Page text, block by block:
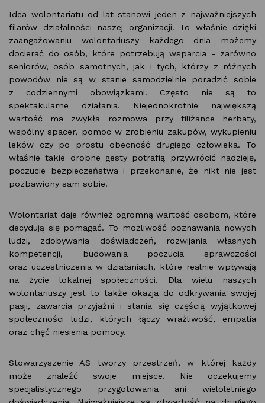
Idea wolontariatu od lat stanowi jeden z najważniejszych
filarów działalności naszej organizacji. To właśnie dzięki
zaangażowaniu wolontariuszy każdego dnia możemy
docierać do osób, które potrzebują wsparcia - zarówno
seniorów, osób samotnych, jak i tych, którzy z różnych
powodów nie są w stanie samodzielnie poradzić sobie
z codziennymi obowiązkami. Często nie są to
spektakularne działania. Niejednokrotnie największą
wartość ma zwykła rozmowa przy filiżance herbaty,
wspólny spacer, pomoc w zrobieniu zakupów, wykupieniu
leków czy po prostu obecność drugiego człowieka. To
właśnie takie drobne gesty potrafią przywrócić nadzieję,
poczucie bezpieczeństwa i przekonanie, że nikt nie jest
pozbawiony sam sobie.
Wolontariat daje również ogromną wartość osobom, które
decydują się pomagać. To możliwość poznawania nowych
ludzi, zdobywania doświadczeń, rozwijania własnych
kompetencji, budowania poczucia sprawczości
oraz uczestniczenia w działaniach, które realnie wpływają
na życie lokalnej społeczności. Dla wielu naszych
wolontariuszy jest to także okazja do odkrywania swojej
pasji, zawarcia przyjaźni i stania się częścią wyjątkowej
społeczności ludzi, których łączy wrażliwość, empatia
oraz chęć niesienia pomocy.
Stowarzyszenie AS tworzy przestrzeń, w której każdy
może znaleźć swoje miejsce. Nie oczekujemy
specjalistycznego przygotowania ani wieloletniego